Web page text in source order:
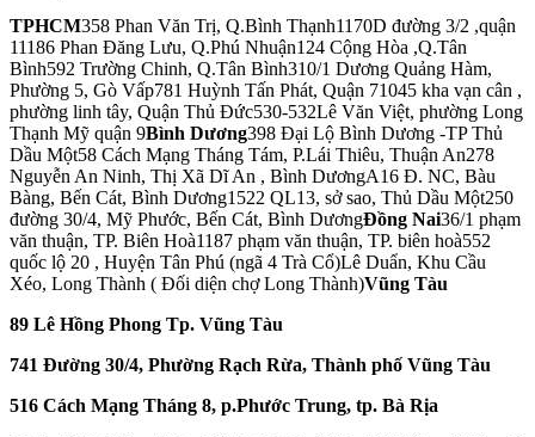
TPHCM358 Phan Văn Trị, Q.Bình Thạnh1170D đường 3/2 ,quận
11186 Phan Đăng Lưu, Q.Phú Nhuận124 Cộng Hòa ,Q.Tân
Bình592 Trường Chinh, Q.Tân Bình310/1 Dương Quảng Hàm,
Phường 5, Gò Vấp781 Huỳnh Tấn Phát, Quận 71045 kha vạn cân ,
phường linh tây, Quận Thủ Đức530-532Lê Văn Việt, phường Long
Thạnh Mỹ quận 9Bình Dương398 Đại Lộ Bình Dương -TP Thủ
Dầu Một58 Cách Mạng Tháng Tám, P.Lái Thiêu, Thuận An278
Nguyễn An Ninh, Thị Xã Dĩ An , Bình DươngA16 Đ. NC, Bàu
Bàng, Bến Cát, Bình Dương1522 QL13, sở sao, Thủ Dầu Một250
đường 30/4, Mỹ Phước, Bến Cát, Bình DươngĐồng Nai36/1 phạm
văn thuận, TP. Biên Hoà1187 phạm văn thuận, TP. biên hoà552
quốc lộ 20 , Huyện Tân Phú (ngã 4 Trà Cổ)Lê Duẩn, Khu Cầu
Xéo, Long Thành ( Đối diện chợ Long Thành)Vũng Tàu
89 Lê Hồng Phong Tp. Vũng Tàu
741 Đường 30/4, Phường Rạch Rừa, Thành phố Vũng Tàu
516 Cách Mạng Tháng 8, p.Phước Trung, tp. Bà Rịa